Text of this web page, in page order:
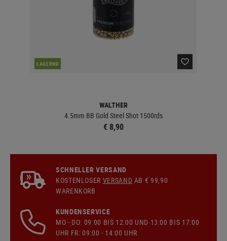
LAGERND
WALTHER
4.5mm BB Gold Steel Shot 1500rds
€ 8,90
SCHNELLER VERSAND
KOSTENLOSER VERSAND AB € 99,90
WARENKORB
KUNDENSERVICE
MO - DO: 09:00 BIS 12:00 UND 13:00 BIS 17:00
UHR FR: 09:00 - 14:00 UHR